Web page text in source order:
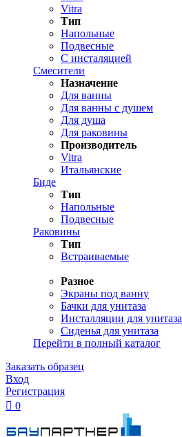
Vitra
Тип
Напольные
Подвесные
С инсталяцией
Смесители
Назначение
Для ванны
Для ванны с душем
Для душа
Для раковины
Производитель
Vitra
Итальянские
Биде
Тип
Напольные
Подвесные
Раковины
Тип
Встраиваемые
Разное
Экраны под ванну
Бачки для унитаза
Инсталляции для унитаза
Сиденья для унитаза
Перейти в полный каталог
Заказать образец
Вход
Регистрация
 0